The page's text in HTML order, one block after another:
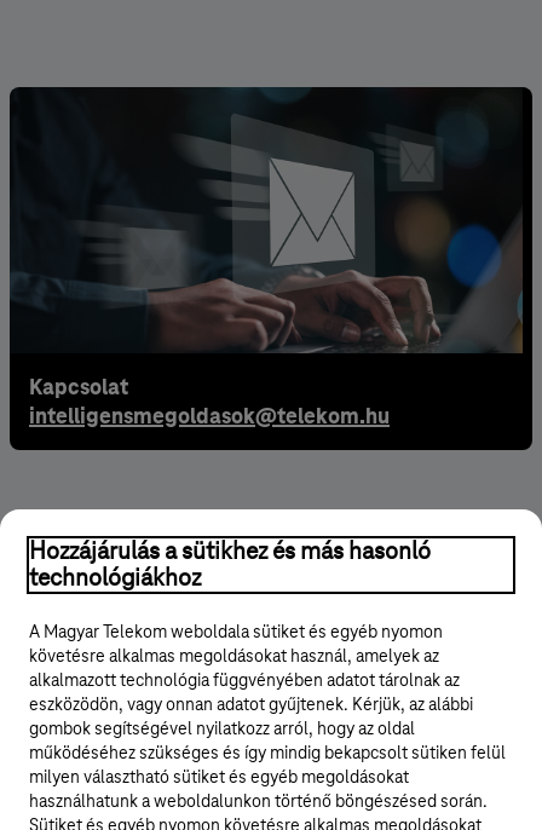
Kapcsolat
intelligensmegoldasok@telekom.hu
© 2026 Magyar Telekom Nyrt.
Karrier
Hozzájárulás a sütikhez és más hasonló
technológiákhoz
A Magyar Telekom weboldala sütiket és egyéb nyomon
követésre alkalmas megoldásokat használ, amelyek az
alkalmazott technológia függvényében adatot tárolnak az
eszközödön, vagy onnan adatot gyűjtenek. Kérjük, az alábbi
gombok segítségével nyilatkozz arról, hogy az oldal
működéséhez szükséges és így mindig bekapcsolt sütiken felül
milyen választható sütiket és egyéb megoldásokat
használhatunk a weboldalunkon történő böngészésed során.